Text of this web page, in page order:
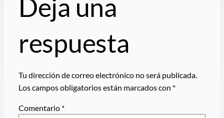
Deja una
respuesta
Tu dirección de correo electrónico no será publicada.
Los campos obligatorios están marcados con *
Comentario *